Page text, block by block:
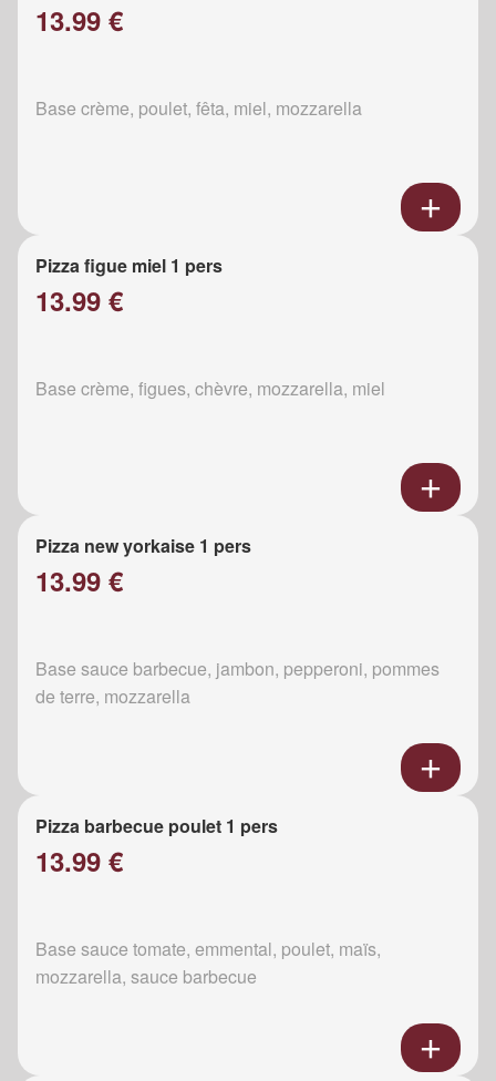
13.99 €
Base crème, poulet, fêta, miel, mozzarella
Pizza figue miel 1 pers
13.99 €
Base crème, figues, chèvre, mozzarella, miel
Pizza new yorkaise 1 pers
13.99 €
Base sauce barbecue, jambon, pepperoni, pommes
de terre, mozzarella
Pizza barbecue poulet 1 pers
13.99 €
Base sauce tomate, emmental, poulet, maïs,
mozzarella, sauce barbecue